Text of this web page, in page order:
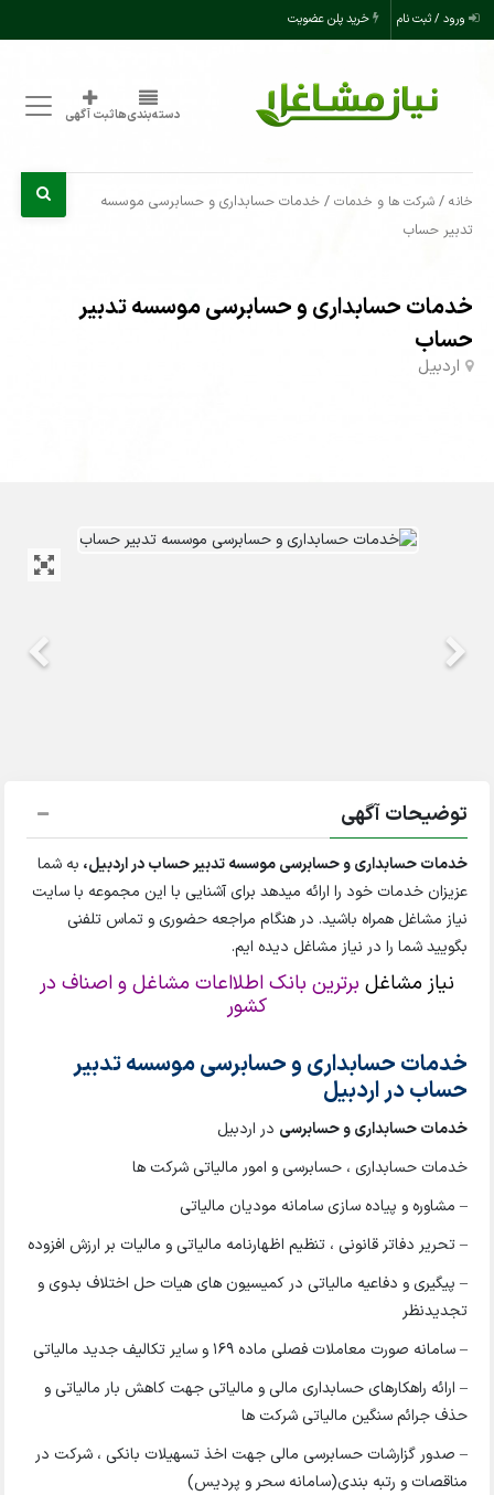
ورود / ثبت نام خرید پلن عضویت
دسته‌بندی‌هاثبت آگهی
خانه /شرکت ها و خدمات / خدمات حسابداری و حسابرسی موسسه
تدبیر حساب
خدمات حسابداری و حسابرسی موسسه تدبیر
حساب
اردبیل
توضیحات آگهی
خدمات حسابداری و حسابرسی موسسه تدبیر حساب در اردبیل، به شما
عزیزان خدمات خود را ارائه میدهد برای آشنایی با این مجموعه با سایت
نیاز مشاغل همراه باشید. در هنگام مراجعه حضوری و تماس تلفنی
بگویید شما را در نیاز مشاغل دیده ایم.
نیاز مشاغل برترین بانک اطلااعات مشاغل و اصناف در
کشور
خدمات حسابداری و حسابرسی موسسه تدبیر
حساب در اردبیل
خدمات حسابداری و حسابرسی در اردبیل
خدمات حسابداری ، حسابرسی و امور مالیاتی شرکت ها
– مشاوره و پیاده سازی سامانه مودیان مالیاتی
– تحریر دفاتر قانونی ، تنظیم اظهارنامه مالیاتی و مالیات بر ارزش افزوده
– پیگیری و دفاعیه مالیاتی در کمیسیون های هیات حل اختلاف بدوی و
تجدیدنظر
– سامانه صورت معاملات فصلی ماده 169 و سایر تکالیف جدید مالیاتی
– ارائه راهکارهای حسابداری مالی و مالیاتی جهت کاهش بار مالیاتی و
حذف جرائم سنگین مالیاتی شرکت ها
– صدور گزارشات حسابرسی مالی جهت اخذ تسهیلات بانکی ، شرکت در
مناقصات و رتبه بندی(سامانه سحر و پردیس)